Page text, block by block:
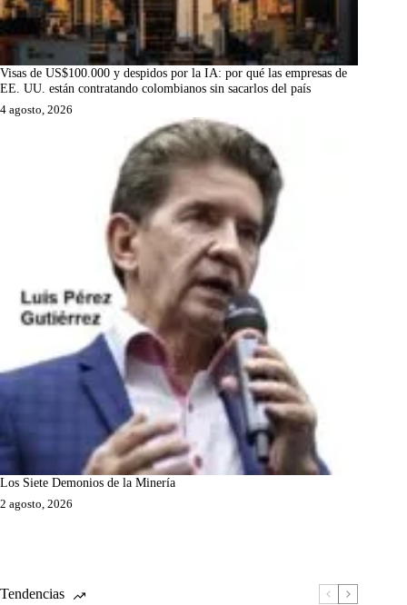
Visas de US$100.000 y despidos por la IA: por qué las empresas de
EE. UU. están contratando colombianos sin sacarlos del país
4 agosto, 2026
Los Siete Demonios de la Minería
2 agosto, 2026
Tendencias